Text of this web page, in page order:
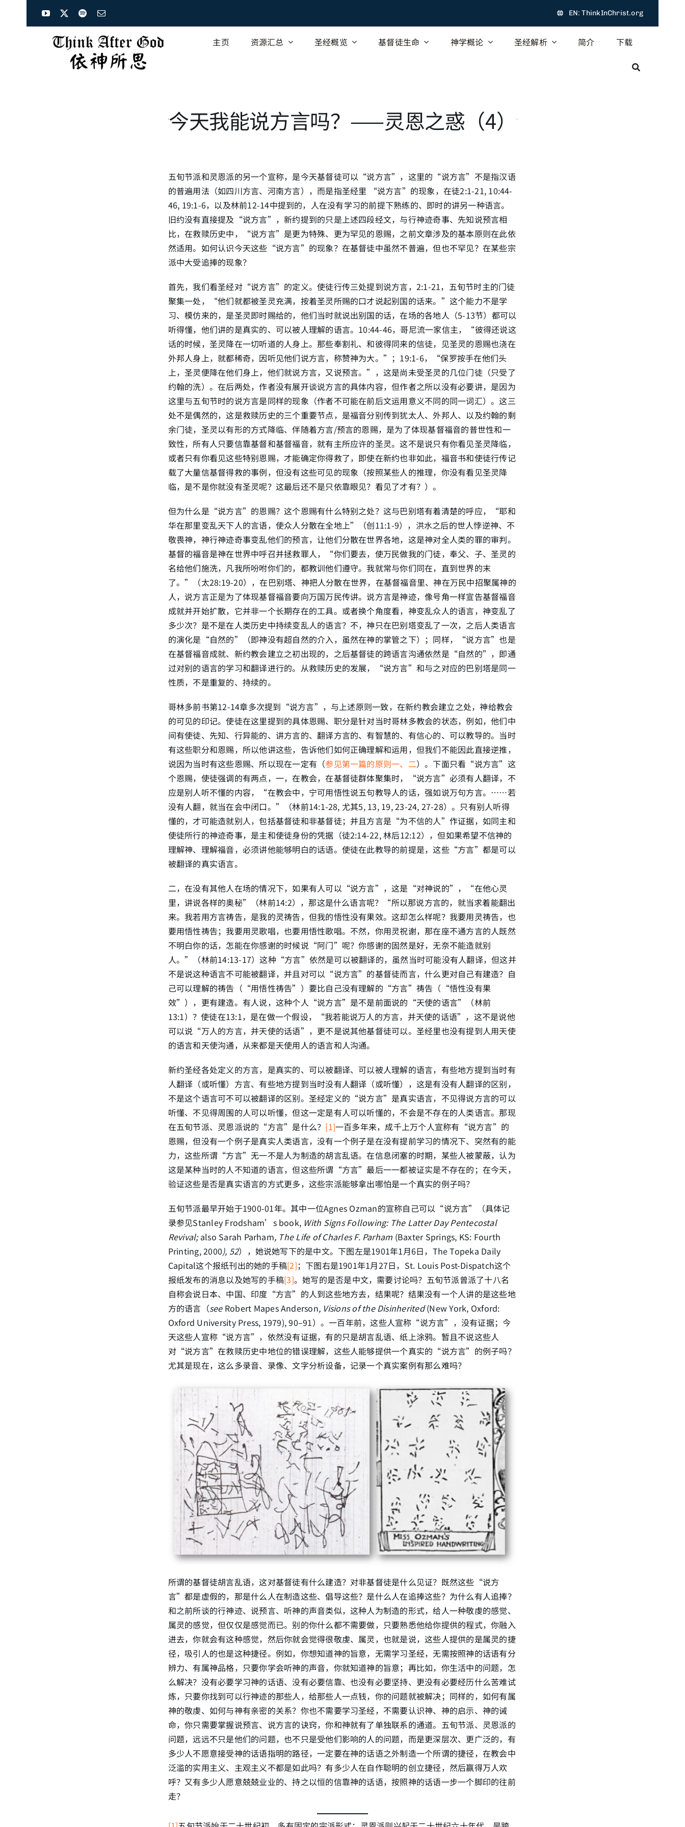
EN: ThinkInChrist.org
主页 资源汇总 圣经概览 基督徒生命 神学概论 圣经解析 简介 下载
今天我能说方言吗？——灵恩之惑（4）
五旬节派和灵恩派的另一个宣称，是今天基督徒可以“说方言”，这里的“说方言”不是指汉语
的普遍用法（如四川方言、河南方言），而是指圣经里 “说方言”的现象，在徒2:1-21, 10:44-
46, 19:1-6，以及林前12-14中提到的，人在没有学习的前提下熟练的、即时的讲另一种语言。
旧约没有直接提及“说方言”，新约提到的只是上述四段经文，与行神迹奇事、先知说预言相
比，在救赎历史中，“说方言”是更为特殊、更为罕见的恩赐，之前文章涉及的基本原则在此依
然适用。如何认识今天这些“说方言”的现象？在基督徒中虽然不普遍，但也不罕见？在某些宗
派中大受追捧的现象？
首先，我们看圣经对“说方言”的定义。使徒行传三处提到说方言，2:1-21，五旬节时主的门徒
聚集一处，“他们就都被圣灵充满，按着圣灵所赐的口才说起别国的话来。”这个能力不是学
习、模仿来的，是圣灵即时赐给的，他们当时就说出别国的话，在场的各地人（5-13节）都可以
听得懂，他们讲的是真实的、可以被人理解的语言。10:44-46，哥尼流一家信主，“彼得还说这
话的时候，圣灵降在一切听道的人身上。那些奉割礼、和彼得同来的信徒，见圣灵的恩赐也浇在
外邦人身上，就都稀奇，因听见他们说方言，称赞神为大。”；19:1-6，“保罗按手在他们头
上，圣灵便降在他们身上，他们就说方言，又说预言。”，这是尚未受圣灵的几位门徒（只受了
约翰的洗）。在后两处，作者没有展开谈说方言的具体内容，但作者之所以没有必要讲，是因为
这里与五旬节时的说方言是同样的现象（作者不可能在前后文运用意义不同的同一词汇）。这三
处不是偶然的，这是救赎历史的三个重要节点，是福音分别传到犹太人、外邦人、以及约翰的剩
余门徒，圣灵以有形的方式降临、伴随着方言/预言的恩赐，是为了体现基督福音的普世性和一
致性，所有人只要信靠基督和基督福音，就有主所应许的圣灵。这不是说只有你看见圣灵降临，
或者只有你看见这些特别恩赐，才能确定你得救了，即使在新约也非如此，福音书和使徒行传记
载了大量信基督得救的事例，但没有这些可见的现象（按照某些人的推理，你没有看见圣灵降
临，是不是你就没有圣灵呢？这最后还不是只依靠眼见？看见了才有？）。
但为什么是“说方言”的恩赐？这个恩赐有什么特别之处？这与巴别塔有着清楚的呼应，“耶和
华在那里变乱天下人的言语，使众人分散在全地上”（创11:1-9），洪水之后的世人悖逆神、不
敬畏神，神行神迹奇事变乱他们的预言，让他们分散在世界各地，这是神对全人类的罪的审判。
基督的福音是神在世界中呼召并拯救罪人，“你们要去，使万民做我的门徒，奉父、子、圣灵的
名给他们施洗，凡我所吩咐你们的，都教训他们遵守。我就常与你们同在，直到世界的末
了。”（太28:19-20），在巴别塔、神把人分散在世界，在基督福音里、神在万民中招聚属神的
人，说方言正是为了体现基督福音要向万国万民传讲。说方言是神迹，像号角一样宣告基督福音
成就并开始扩散，它并非一个长期存在的工具。或者换个角度看，神变乱众人的语言，神变乱了
多少次？是不是在人类历史中持续变乱人的语言？不，神只在巴别塔变乱了一次，之后人类语言
的演化是“自然的”（即神没有超自然的介入，虽然在神的掌管之下）；同样，“说方言”也是
在基督福音成就、新约教会建立之初出现的，之后基督徒的跨语言沟通依然是“自然的”，即通
过对别的语言的学习和翻译进行的。从救赎历史的发展，“说方言”和与之对应的巴别塔是同一
性质，不是重复的、持续的。
哥林多前书第12-14章多次提到“说方言”，与上述原则一致，在新约教会建立之处，神给教会
的可见的印记。使徒在这里提到的具体恩赐、职分是针对当时哥林多教会的状态，例如，他们中
间有使徒、先知、行异能的、讲方言的、翻译方言的、有智慧的、有信心的、可以教导的。当时
有这些职分和恩赐，所以他讲这些，告诉他们如何正确理解和运用，但我们不能因此直接逆推，
说因为当时有这些恩赐、所以现在一定有（参见第一篇的原则一、二）。下面只看“说方言”这
个恩赐，使徒强调的有两点，一，在教会，在基督徒群体聚集时，“说方言”必须有人翻译，不
应是别人听不懂的内容，“在教会中，宁可用悟性说五句教导人的话，强如说万句方言。……若
没有人翻，就当在会中闭口。”（林前14:1-28, 尤其5, 13, 19, 23-24, 27-28）。只有别人听得
懂的，才可能造就别人，包括基督徒和非基督徒；并且方言是“为不信的人”作证据，如同主和
使徒所行的神迹奇事，是主和使徒身份的凭据（徒2:14-22, 林后12:12），但如果希望不信神的
理解神、理解福音，必须讲他能够明白的话语。使徒在此教导的前提是，这些“方言”都是可以
被翻译的真实语言。
二，在没有其他人在场的情况下，如果有人可以“说方言”，这是“对神说的”，“在他心灵
里，讲说各样的奥秘”（林前14:2），那这是什么语言呢？“所以那说方言的，就当求着能翻出
来。我若用方言祷告，是我的灵祷告，但我的悟性没有果效。这却怎么样呢？我要用灵祷告，也
要用悟性祷告；我要用灵歌唱，也要用悟性歌唱。不然，你用灵祝谢，那在座不通方言的人既然
不明白你的话，怎能在你感谢的时候说“阿门”呢？你感谢的固然是好，无奈不能造就别
人。”（林前14:13-17）这种“方言”依然是可以被翻译的，虽然当时可能没有人翻译，但这并
不是说这种语言不可能被翻译，并且对可以“说方言”的基督徒而言，什么更对自己有建造？自
己可以理解的祷告（“用悟性祷告”）要比自己没有理解的“方言”祷告（“悟性没有果
效”），更有建造。有人说，这种个人“说方言”是不是前面说的“天使的语言”（林前
13:1）？使徒在13:1，是在做一个假设，“我若能说万人的方言，并天使的话语”，这不是说他
可以说“万人的方言，并天使的话语”，更不是说其他基督徒可以。圣经里也没有提到人用天使
的语言和天使沟通，从来都是天使用人的语言和人沟通。
新约圣经各处定义的方言，是真实的、可以被翻译、可以被人理解的语言，有些地方提到当时有
人翻译（或听懂）方言、有些地方提到当时没有人翻译（或听懂），这是有没有人翻译的区别，
不是这个语言可不可以被翻译的区别。圣经定义的“说方言”是真实语言，不见得说方言的可以
听懂、不见得周围的人可以听懂，但这一定是有人可以听懂的，不会是不存在的人类语言。那现
在五旬节派、灵恩派说的“方言”是什么？ [1]一百多年来，成千上万个人宣称有“说方言”的
恩赐，但没有一个例子是真实人类语言，没有一个例子是在没有提前学习的情况下、突然有的能
力，这些所谓“方言”无一不是人为制造的胡言乱语。在信息闭塞的时期，某些人被蒙蔽，认为
这是某种当时的人不知道的语言，但这些所谓“方言”最后一一都被证实是不存在的；在今天，
验证这些是否是真实语言的方式更多，这些宗派能够拿出哪怕是一个真实的例子吗？
五旬节派最早开始于1900-01年。其中一位Agnes Ozman的宣称自己可以“说方言”（具体记
录参见Stanley Frodsham’s book, With Signs Following: The Latter Day Pentecostal
Revival;also Sarah Parham, The Life of Charles F. Parham (Baxter Springs, KS: Fourth
Printing, 2000), 52），她说她写下的是中文。下图左是1901年1月6日，The Topeka Daily
Capital这个报纸刊出的她的手稿[2]；下图右是1901年1月27日，St. Louis Post-Dispatch这个
报纸发布的消息以及她写的手稿[3]。她写的是否是中文，需要讨论吗？五旬节派曾派了十八名
自称会说日本、中国、印度“方言”的人到这些地方去，结果呢？结果没有一个人讲的是这些地
方的语言（see Robert Mapes Anderson, Visions of the Disinherited(New York, Oxford:
Oxford University Press, 1979), 90–91）。一百年前，这些人宣称“说方言”，没有证据；今
天这些人宣称“说方言”，依然没有证据，有的只是胡言乱语、纸上涂鸦。暂且不说这些人
对“说方言”在救赎历史中地位的错误理解，这些人能够提供一个真实的“说方言”的例子吗？
尤其是现在，这么多录音、录像、文字分析设备，记录一个真实案例有那么难吗？
所谓的基督徒胡言乱语，这对基督徒有什么建造？对非基督徒是什么见证？既然这些“说方
言”都是虚假的，那是什么人在制造这些、倡导这些？是什么人在追捧这些？为什么有人追捧？
和之前所谈的行神迹、说预言、听神的声音类似，这种人为制造的形式，给人一种敬虔的感觉、
属灵的感觉，但仅仅是感觉而已。别的你什么都不需要做，只要熟悉他给你提供的程式，你融入
进去，你就会有这种感觉，然后你就会觉得很敬虔、属灵，也就是说，这些人提供的是属灵的捷
径，吸引人的也是这种捷径。例如，你想知道神的旨意，无需学习圣经，无需按照神的话语有分
辨力、有属神品格，只要你学会听神的声音，你就知道神的旨意；再比如，你生活中的问题，怎
么解决？没有必要学习神的话语、没有必要信靠、也没有必要坚持、更没有必要经历什么苦难试
炼，只要你找到可以行神迹的那些人，给那些人一点钱，你的问题就被解决；同样的，如何有属
神的敬虔、如何与神有亲密的关系？你也不需要学习圣经，不需要认识神、神的启示、神的诫
命，你只需要掌握说预言、说方言的诀窍，你和神就有了单独联系的通道。五旬节派、灵恩派的
问题，远远不只是他们的问题，也不只是受他们影响的人的问题，而是更深层次、更广泛的，有
多少人不愿意接受神的话语指明的路径，一定要在神的话语之外制造一个所谓的捷径，在教会中
泛滥的实用主义、主观主义不都是如此吗？有多少人在自作聪明的创立捷径，然后赢得万人欢
呼？又有多少人愿意兢兢业业的、持之以恒的信靠神的话语，按照神的话语一步一个脚印的往前
走？